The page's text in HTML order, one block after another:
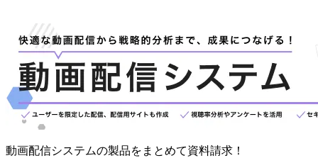
動画配信システムの製品をまとめて資料請求！